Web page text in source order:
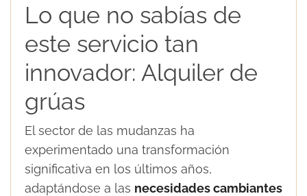
Lo que no sabías de
este servicio tan
innovador: Alquiler de
grúas
El sector de las mudanzas ha
experimentado una transformación
significativa en los últimos años,
adaptándose a las necesidades cambiantes